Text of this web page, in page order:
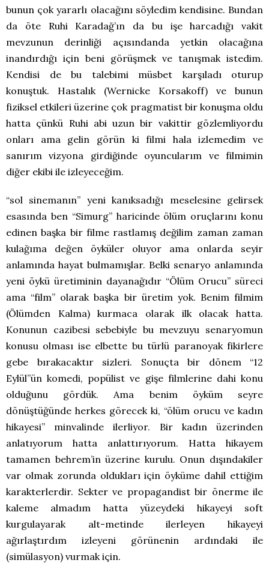
bunun çok yararlı olacağını söyledim kendisine. Bundan
da öte Ruhi Karadağ’ın da bu işe harcadığı vakit
mevzunun derinliği açısındanda yetkin olacağına
inandırdığı için beni görüşmek ve tanışmak istedim.
Kendisi de bu talebimi müsbet karşıladı oturup
konuştuk. Hastalık (Wernicke Korsakoff) ve bunun
fiziksel etkileri üzerine çok pragmatist bir konuşma oldu
hatta çünkü Ruhi abi uzun bir vakittir gözlemliyordu
onları ama gelin görün ki filmi hala izlemedim ve
sanırım vizyona girdiğinde oyuncularım ve filmimin
diğer ekibi ile izleyeceğim.
“sol sinemanın” yeni kanıksadığı meselesine gelirsek
esasında ben “Simurg” haricinde ölüm oruçlarını konu
edinen başka bir filme rastlamış değilim zaman zaman
kulağıma değen öyküler oluyor ama onlarda seyir
anlamında hayat bulmamışlar. Belki senaryo anlamında
yeni öykü üretiminin dayanağıdır “Ölüm Orucu” süreci
ama “film” olarak başka bir üretim yok. Benim filmim
(Ölümden Kalma) kurmaca olarak ilk olacak hatta.
Konunun cazibesi sebebiyle bu mevzuyu senaryomun
konusu olması ise elbette bu türlü paranoyak fikirlere
gebe bırakacaktır sizleri. Sonuçta bir dönem “12
Eylül”ün komedi, popülist ve gişe filmlerine dahi konu
olduğunu gördük. Ama benim öyküm seyre
dönüştüğünde herkes görecek ki, “ölüm orucu ve kadın
hikayesi” minvalinde ilerliyor. Bir kadın üzerinden
anlatıyorum hatta anlattırıyorum. Hatta hikayem
tamamen behrem’in üzerine kurulu. Onun dışındakiler
var olmak zorunda oldukları için öyküme dahil ettiğim
karakterlerdir. Sekter ve propagandist bir önerme ile
kaleme almadım hatta yüzeydeki hikayeyi soft
kurgulayarak alt-metinde ilerleyen hikayeyi
ağırlaştırdım izleyeni görünenin ardındaki ile
(simülasyon) vurmak için.